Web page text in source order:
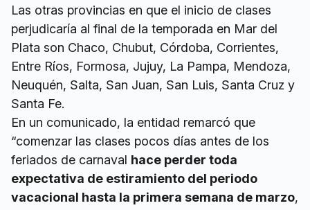
Las otras provincias en que el inicio de clases
perjudicaría al final de la temporada en Mar del
Plata son Chaco, Chubut, Córdoba, Corrientes,
Entre Ríos, Formosa, Jujuy, La Pampa, Mendoza,
Neuquén, Salta, San Juan, San Luis, Santa Cruz y
Santa Fe.
En un comunicado, la entidad remarcó que
“comenzar las clases pocos días antes de los
feriados de carnaval hace perder toda
expectativa de estiramiento del periodo
vacacional hasta la primera semana de marzo,